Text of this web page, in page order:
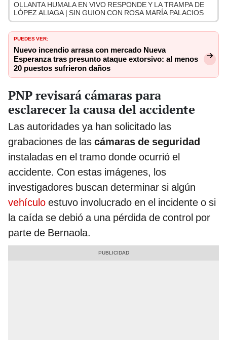
OLLANTA HUMALA EN VIVO RESPONDE Y LA TRAMPA DE
LÓPEZ ALIAGA | SIN GUION CON ROSA MARÍA PALACIOS
PUEDES VER:
Nuevo incendio arrasa con mercado Nueva
Esperanza tras presunto ataque extorsivo: al menos
20 puestos sufrieron daños
PNP revisará cámaras para
esclarecer la causa del accidente
Las autoridades ya han solicitado las
grabaciones de las cámaras de seguridad
instaladas en el tramo donde ocurrió el
accidente. Con estas imágenes, los
investigadores buscan determinar si algún
vehículo estuvo involucrado en el incidente o si
la caída se debió a una pérdida de control por
parte de Bernaola.